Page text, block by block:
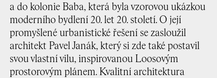
a do kolonie Baba, která byla vzorovou ukázkou
moderního bydlení 20. let 20. století. O její
promyšlené urbanistické řešení se zasloužil
architekt Pavel Janák, který si zde také postavil
svou vlastní vilu, inspirovanou Loosovým
prostorovým plánem. Kvalitní architektura